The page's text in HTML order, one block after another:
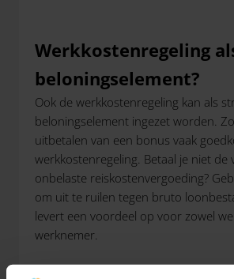
Werkkostenregeling
beloningselement?
Ook de werkkostenregeling kan als
beloningselement ingezet worden.
uitbetalen van een bonus vaak
werkkostenregeling. Betaal je niet de
onbelaste reiskostenvergoeding?
om uit te ruilen tegen bruto
levert een voordeel op voor zowel
werknemer.